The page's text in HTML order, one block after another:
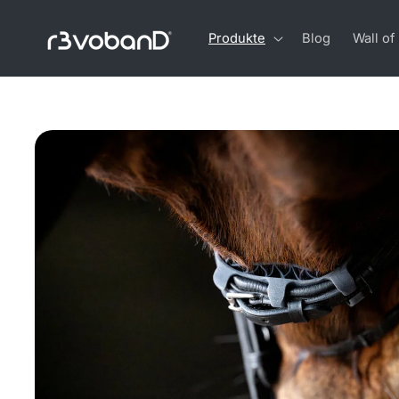
content
Produkte Blog Wall of
Skip to
product
information